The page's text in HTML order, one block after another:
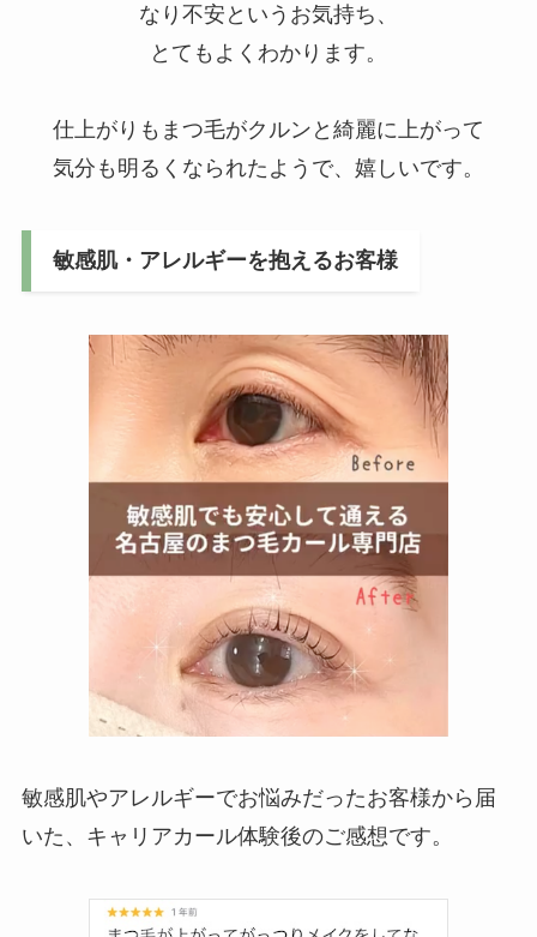
なり不安というお気持ち、
とてもよくわかります。
仕上がりもまつ毛がクルンと綺麗に上がって
気分も明るくなられたようで、嬉しいです。
敏感肌・アレルギーを抱えるお客様
敏感肌やアレルギーでお悩みだったお客様から届
いた、キャリアカール体験後のご感想です。